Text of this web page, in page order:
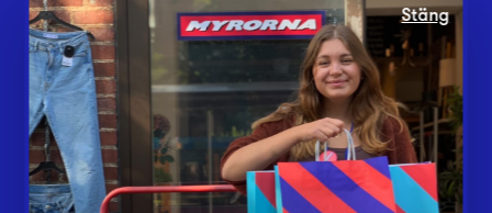
Webbshop
Butiker
Lämna in
Vårt överskott
Stäng